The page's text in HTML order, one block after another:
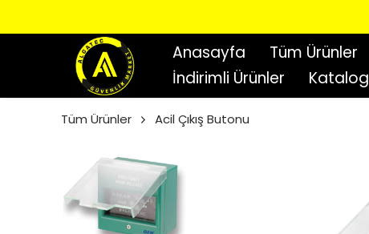
Anasayfa Tüm Ürünler
İndirimli Ürünler
Katalog
Tüm Ürünler Acil Çıkış Butonu